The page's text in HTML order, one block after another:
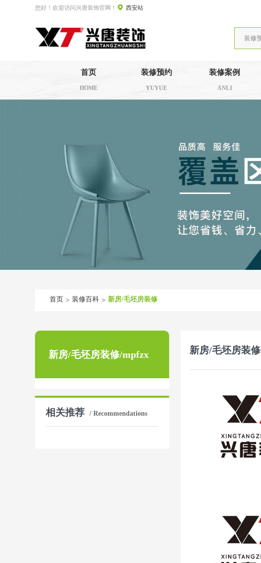
您好！欢迎访问兴唐装饰官网！ 西安站
首页
HOME
装修预约
YUYUE
装修案例
ANLI
首页 > 装修百科 > 新房/毛坯房装修
新房/毛坯房装修/mpfzx
相关推荐 / Recommendations
新房/毛坯房装修